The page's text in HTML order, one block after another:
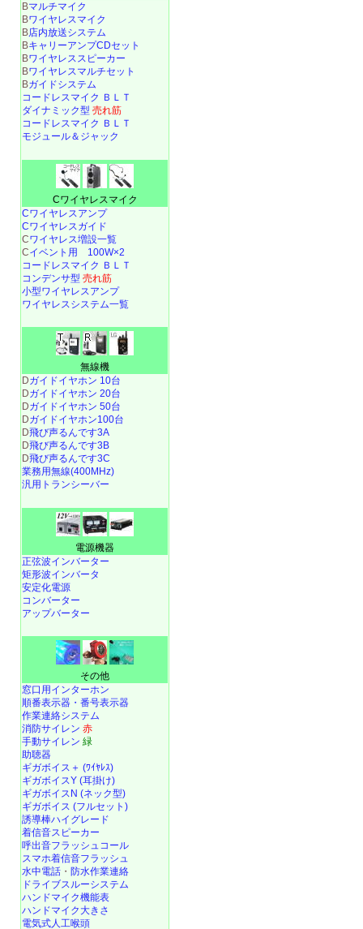
Bマルチマイク
Bワイヤレスマイク
B店内放送システム
BキャリーアンプCDセット
Bワイヤレススピーカー
Bワイヤレスマルチセット
Bガイドシステム
コードレスマイク ＢＬＴ
ダイナミック型 売れ筋
コードレスマイク ＢＬＴ
モジュール＆ジャック
Cワイヤレスマイク
Cワイヤレスアンプ
Cワイヤレスガイド
Cワイヤレス増設一覧
Cイベント用 100W×2
コードレスマイク ＢＬＴ
コンデンサ型 売れ筋
小型ワイヤレスアンプ
ワイヤレスシステム一覧
無線機
Dガイドイヤホン 10台
Dガイドイヤホン 20台
Dガイドイヤホン 50台
Dガイドイヤホン100台
D飛び声るんです3A
D飛び声るんです3B
D飛び声るんです3C
業務用無線(400MHz)
汎用トランシーバー
電源機器
正弦波インバーター
矩形波インバータ
安定化電源
コンバーター
アップバーター
その他
窓口用インターホン
順番表示器・番号表示器
作業連絡システム
消防サイレン 赤
手動サイレン 緑
助聴器
ギガボイス＋ (ﾜｲﾔﾚｽ)
ギガボイスY (耳掛け)
ギガボイスN (ネック型)
ギガボイス (フルセット)
誘導棒ハイグレード
着信音スピーカー
呼出音フラッシュコール
スマホ着信音フラッシュ
水中電話 ・ 防水作業連絡
ドライブスルーシステム
ハンドマイク機能表
ハンドマイク大きさ
電気式人工喉頭